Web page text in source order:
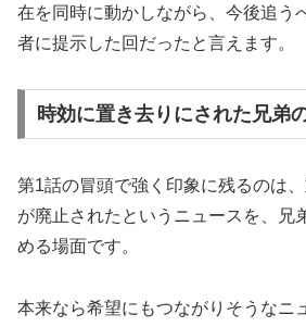
在を同時に動かしながら、今後追う
者に提示した回だったと言えます。
時効に置き去りにされた兄弟
第1話の冒頭で強く印象に残るのは
が廃止されたというニュースを、兄
める場面です。
本来なら希望にもつながりそうなニ